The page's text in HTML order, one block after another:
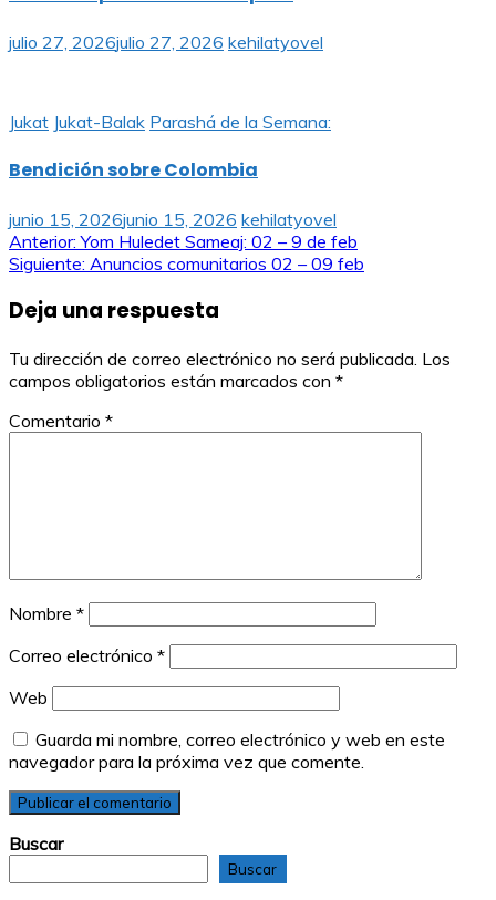
julio 27, 2026julio 27, 2026 kehilatyovel
Jukat Jukat-Balak Parashá de la Semana:
Bendición sobre Colombia
junio 15, 2026junio 15, 2026 kehilatyovel
Navegación
entradas
Anterior: Yom Huledet Sameaj: 02 – 9 de feb
Siguiente: Anuncios comunitarios 02 – 09 feb
Deja una respuesta
Tu dirección de correo electrónico no será publicada. Los
campos obligatorios están marcados con *
Comentario *
Nombre *
Correo electrónico *
Web
Guarda mi nombre, correo electrónico y web en este
navegador para la próxima vez que comente.
Buscar
Buscar